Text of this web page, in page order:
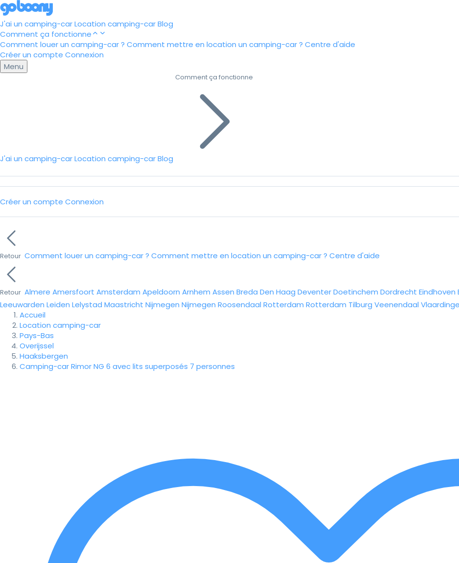
J'ai un camping-carLocation camping-carBlog
Comment ça fonctionne
Comment louer un camping-car ? Comment mettre en location un camping-car ? Centre d'aide
Créer un compte Connexion
Menu
J'ai un camping-carLocation camping-carBlog
Comment ça fonctionne
Créer un compte Connexion
Retour Comment louer un camping-car ? Comment mettre en location un camping-car ? Centre d'aide
Retour Almere Amersfoort Amsterdam Apeldoorn Arnhem Assen Breda Den Haag DeventerDoetinchem Dordrecht Eindhoven
Leeuwarden Leiden Lelystad Maastricht Nijmegen Nijmegen Roosendaal Rotterdam Rotterdam Tilburg Veenendaal
Accueil
Location camping-car
Pays-Bas
Overijssel
Haaksbergen
Camping-car Rimor NG 6 avec lits superposés 7 personnes